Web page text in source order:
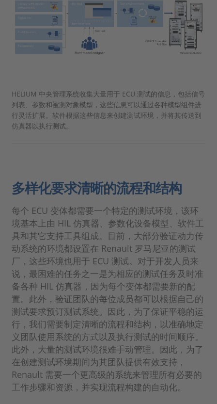
HELIUM 中央管理系统收集大量用于 ECU 测试的信息，包括信号
列表、参数和被测对象模型，这些信息可以通过各种模型组件进
行灵活扩展。软件根据这些信息来创建测试环境，并将其传送到
仿真器以执行测试。
多样化要求清晰的流程和结构
每个 ECU 变体都需要一个特定的测试环境，该环
境基本上由 HIL 仿真器、参数化设备模型、软件工
具和其它支持工具组成。目前，大部分验证动力传
动系统的环境都设置在 Renault 罗马尼亚的测试
厂，这些环境也用于 ECU 测试。对于开发人员来
说，最困难的任务之一是为相应的测试任务及时准
备各种 HIL 仿真器，因为每个变体都需要新的配
置。此外，验证团队的每位成员都可以根据自己的
测试要求预订测试系统。因此，为了保证平稳的运
行，我们需要制定清晰的流程和结构，以准确地定
义团队使用系统的方式以及执行测试的时间顺序。
此外，大量的测试环境很难手动管理。因此，为了
在创建测试环境期间为其团队提供有效支持，
Renault 需要一个更高级的系统来管理所有必要的
工作步骤和资源，并实现流程构建的自动化。